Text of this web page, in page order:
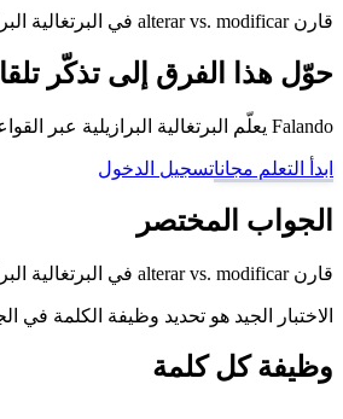
قارن alterar vs. modificar في البرتغالية البرازيلية: متى يناسب كل لفظ وما الخطأ الذي يجب تجنبه.
حوّل هذا الفرق إلى تذكّر
Falando يعلّم البرتغالية البرازيلية عبر القواعد والمفردات والصوت والأمثلة والمراجعة المتباعدة، حتى لا تبقى الأزواج الصعبة مجرد تخمين.
ابدأ التعلم مجاناتسجيل الدخول
الجواب المختصر
قارن alterar vs. modificar في البرتغالية البرازيلية: متى يناسب كل لفظ وما الخطأ الذي يجب تجنبه.
الاختبار الجيد هو تحديد وظيفة الكلمة في
وظيفة كل كلمة